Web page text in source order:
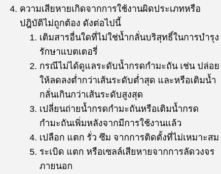
ความเสียหายเกิดจากการใช้งานผิดประเภทหรือ
ปฎิบัติไม่ถูกต้อง ดังต่อไปนี้
เติมสารอื่นใดที่ไม่ใช่น้ำกลั่นบริสุทธิ์ในการบำรุง
รักษาแบตเตอรี่
กรณีไม่ได้ดูแลระดับน้ำกรดกำมะถัน เช่น ปล่อย
ให้ลดลงต่ำกว่าเส้นระดับต่ำสุด และหรือเติมน้ำ
กลั่นเกินกว่าเส้นระดับสูงสุด
เปลี่ยนถ่ายน้ำกรดกำมะถันหรือเติมน้ำกรด
กำมะถันเพิ่มหลังจากมีการใช้งานแล้ว
เปลือก แตก รั่ว ซึม จากการติดตั้งที่ไม่เหมาะสม
ระเบิด แตก หรือเซลล์เสียหายจากการลัดวงจร
ภายนอก